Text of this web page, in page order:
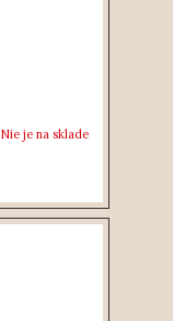
Nie je na sklade